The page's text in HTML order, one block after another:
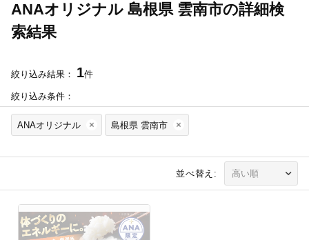
ANAオリジナル 島根県 雲南市の詳細検
索結果
絞り込み結果： 1件
絞り込み条件：
ANAオリジナル 島根県 雲南市
並べ替え: